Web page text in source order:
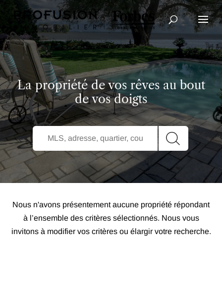
Recherche avancée
La propriété de vos rêves au bout
de vos doigts
Nous n'avons présentement aucune propriété répondant
à l’ensemble des critères sélectionnés. Nous vous
invitons à modifier vos critères ou élargir votre recherche.